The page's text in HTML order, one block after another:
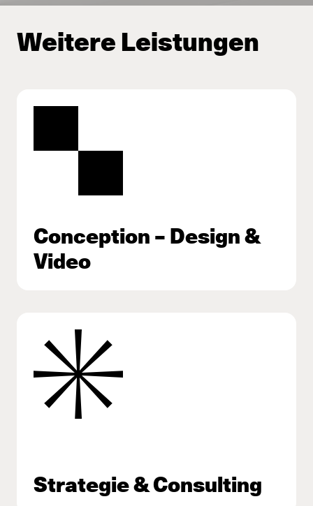
Weitere Leistungen
Conception – Design &
Video
Strategie & Consulting